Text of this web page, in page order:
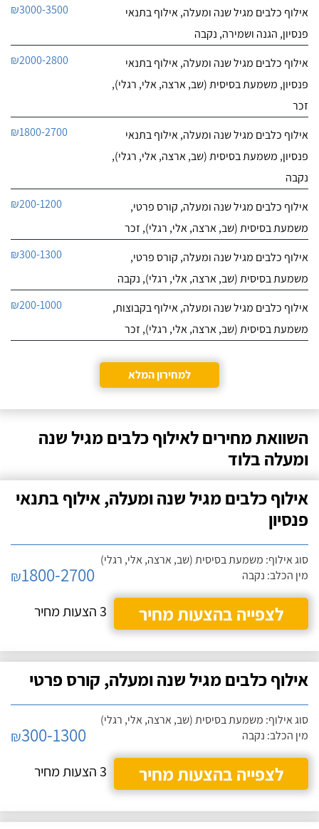
אילוף כלבים מגיל שנה ומעלה, אילוף בתנאי
פנסיון, הגנה ושמירה, נקבה
₪3000-3500
אילוף כלבים מגיל שנה ומעלה, אילוף בתנאי
פנסיון, משמעת בסיסית (שב, ארצה, אלי, רגלי),
זכר
₪2000-2800
אילוף כלבים מגיל שנה ומעלה, אילוף בתנאי
פנסיון, משמעת בסיסית (שב, ארצה, אלי, רגלי),
נקבה
₪1800-2700
אילוף כלבים מגיל שנה ומעלה, קורס פרטי,
משמעת בסיסית (שב, ארצה, אלי, רגלי), זכר
₪200-1200
אילוף כלבים מגיל שנה ומעלה, קורס פרטי,
משמעת בסיסית (שב, ארצה, אלי, רגלי), נקבה
₪300-1300
אילוף כלבים מגיל שנה ומעלה, אילוף בקבוצות,
משמעת בסיסית (שב, ארצה, אלי, רגלי), זכר
₪200-1000
למחירון המלא
השוואת מחירים לאילוף כלבים מגיל שנה
ומעלה בלוד
אילוף כלבים מגיל שנה ומעלה, אילוף בתנאי
פנסיון
סוג אילוף: משמעת בסיסית (שב, ארצה, אלי, רגלי)
מין הכלב: נקבה
₪1800-2700
לצפייה בהצעות מחיר
3 הצעות מחיר
אילוף כלבים מגיל שנה ומעלה, קורס פרטי
סוג אילוף: משמעת בסיסית (שב, ארצה, אלי, רגלי)
מין הכלב: נקבה
₪300-1300
לצפייה בהצעות מחיר
3 הצעות מחיר